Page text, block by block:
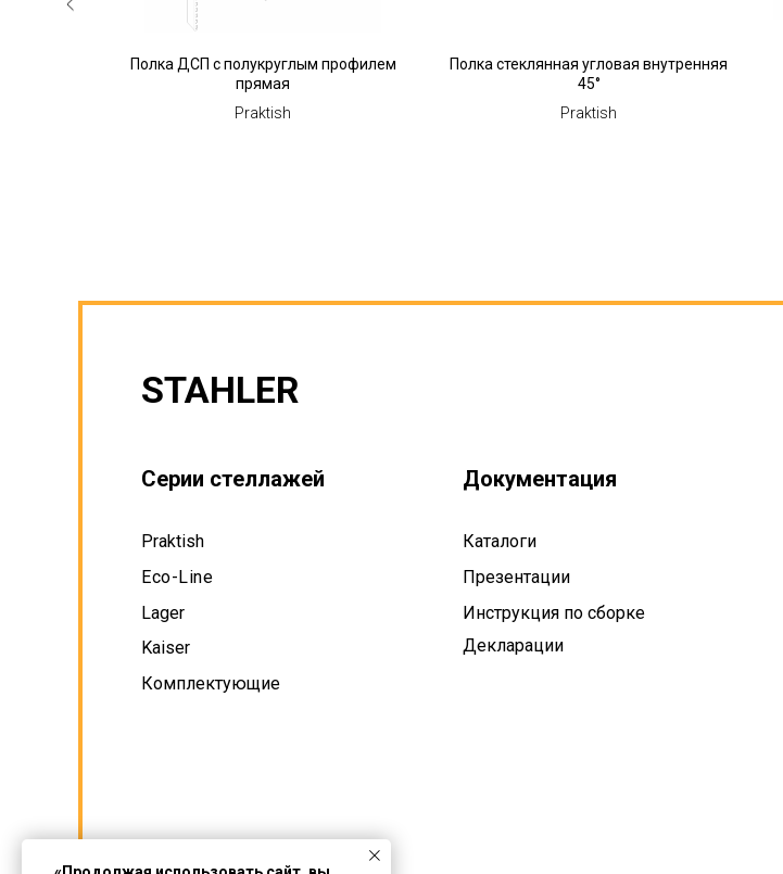
Полка ДСП с полукруглым профилем
прямая
Praktish
Полка стеклянная угловая внутренняя
45°
Praktish
Серии стеллажей
STAHLER
Каталоги
Инструкция по сборке
Praktish
Eco-Line
Lager
Kaiser
Комплектующие
Декларации
Презентации
Документация